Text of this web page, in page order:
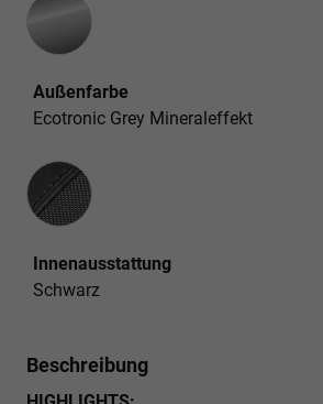
Außenfarbe
Ecotronic Grey Mineraleffekt
Innenausstattung
Innenausstattung
Schwarz
Beschreibung